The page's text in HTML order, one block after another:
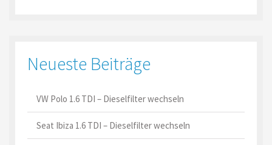
Neueste Beiträge
VW Polo 1.6 TDI – Dieselfilter wechseln
Seat Ibiza 1.6 TDI – Dieselfilter wechseln